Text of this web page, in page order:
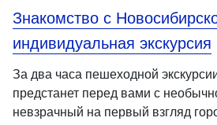
Знакомство с
индивидуальная экскурсия
За два часа пешеходной
предстанет перед вами с
невзрачный на первый взгляд